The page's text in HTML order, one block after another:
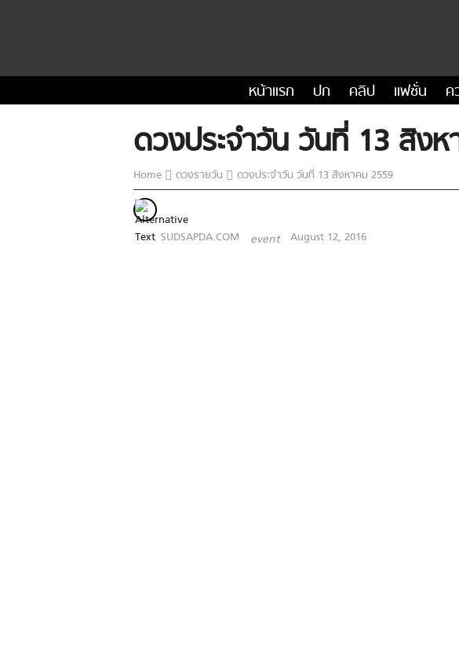
หน้าแรก ปก คลิป แฟชั่น ค
ดวงประจำวัน วันที่ 13 สิง
Home ดวงรายวัน ดวงประจำวัน วันที่ 13 สิงหาคม 2559
SUDSAPDA.COM event August 12, 2016